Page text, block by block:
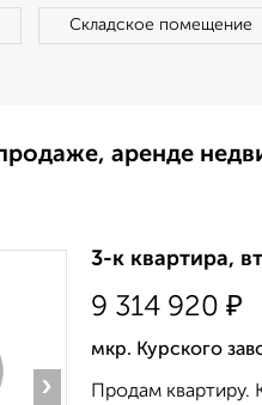
Складское помещение
аренде
›
3-к квартира,
9 314 920 ₽
мкр. Курского
Продам квартиру.